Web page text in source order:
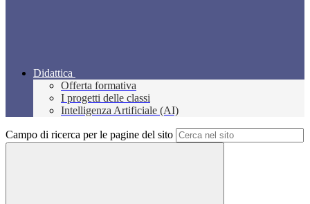
Didattica
Offerta formativa
I progetti delle classi
Intelligenza Artificiale (AI)
Campo di ricerca per le pagine del sito